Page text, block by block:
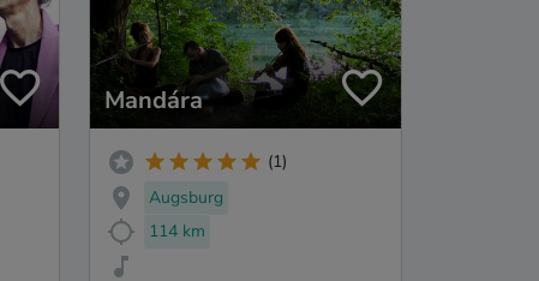
Mandára
(1)
Augsburg
114 km